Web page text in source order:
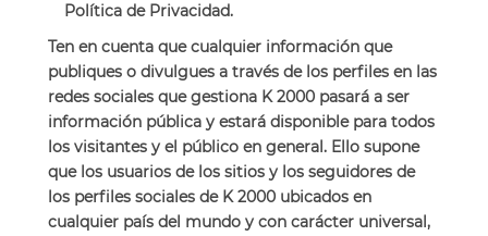
Política de Privacidad.
Ten en cuenta que cualquier información que
publiques o divulgues a través de los perfiles en las
redes sociales que gestiona K 2000 pasará a ser
información pública y estará disponible para todos
los visitantes y el público en general. Ello supone
que los usuarios de los sitios y los seguidores de
los perfiles sociales de K 2000 ubicados en
cualquier país del mundo y con carácter universal,